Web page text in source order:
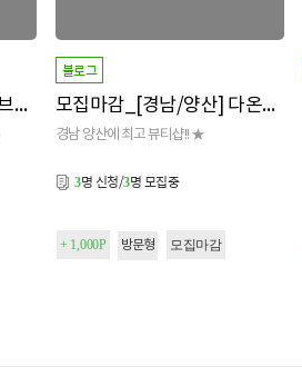
모집마감_[충북/청주] 투브로우즈 오창점 1차
블로그
모집마감_[경남/양산] 다온뷰티
경남 양산에 최고 뷰티샵!! ★
3명 신청/3명 모집중
+ 1,000P 방문형 모집마감